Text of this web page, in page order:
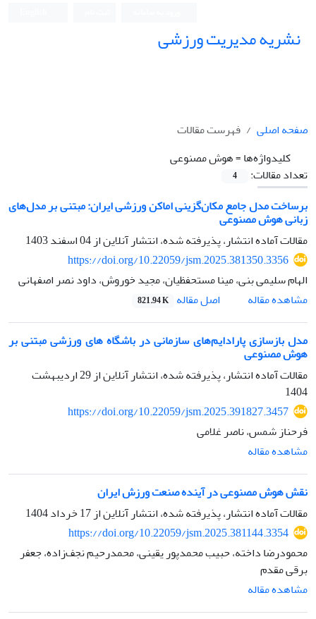
نشریه مدیریت ورزشی
صفحه اصلی
فهرست مقالات
کلیدواژه‌ها =هوش مصنوعی
تعداد مقالات:
4
برساخت مدل جامع مکان‌گزینی اماکن ورزشی ایران: مبتنی بر مدل‌های
زبانی هوش مصنوعی
مقالات آماده انتشار، پذیرفته شده، انتشار آنلاین از04 اسفند 1403
https://doi.org/10.22059/jsm.2025.381350.3356
الهام سلیمی بنی، مینا مستحفظیان، مجید خوروش، داود نصر اصفهانی
مشاهده مقاله
اصل مقاله 821.94 K
مدل بازسازی پارادایم‌های سازمانی در باشگاه های ورزشی مبتنی بر
هوش مصنوعی
مقالات آماده انتشار، پذیرفته شده، انتشار آنلاین از
29 اردیبهشت
1404
https://doi.org/10.22059/jsm.2025.391827.3457
فرحناز شمس، ناصر غلامی
مشاهده مقاله
نقش هوش مصنوعی در آینده صنعت ورزش ایران
مقالات آماده انتشار، پذیرفته شده، انتشار آنلاین از17 خرداد 1404
https://doi.org/10.22059/jsm.2025.381144.3354
محمودرضا داخته، حبیب محمدپور یقینی، محمدرحیم نجف‌زاده، جعفر
برقی مقدم
مشاهده مقاله